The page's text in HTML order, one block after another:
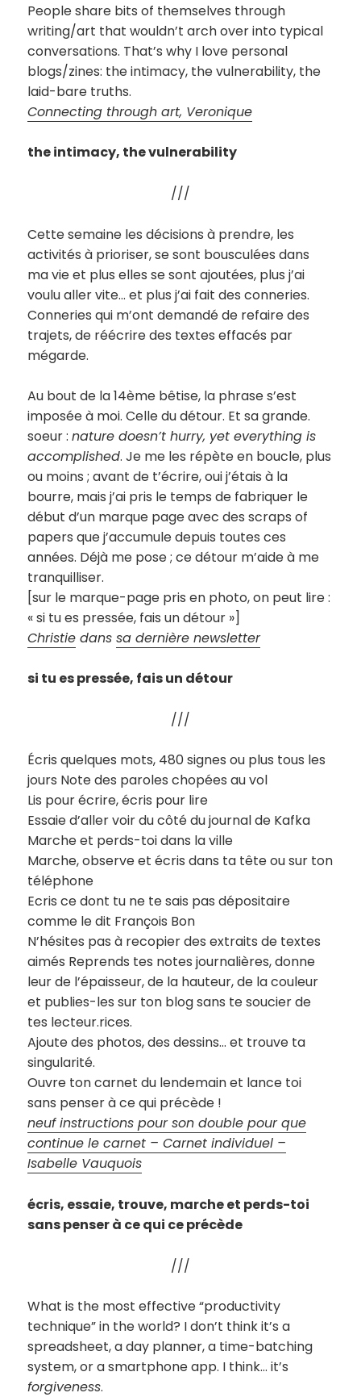
People share bits of themselves through
writing/art that wouldn’t arch over into typical
conversations. That’s why I love personal
blogs/zines: the intimacy, the vulnerability, the
laid-bare truths.
Connecting through art, Veronique
the intimacy, the vulnerability
///
Cette semaine les décisions à prendre, les
activités à prioriser, se sont bousculées dans
ma vie et plus elles se sont ajoutées, plus j’ai
voulu aller vite… et plus j’ai fait des conneries.
Conneries qui m’ont demandé de refaire des
trajets, de réécrire des textes effacés par
mégarde.
Au bout de la 14ème bêtise, la phrase s’est
imposée à moi. Celle du détour. Et sa grande.
soeur :nature doesn’t hurry, yet everything is
accomplished. Je me les répète en boucle, plus
ou moins ; avant de t’écrire, oui j’étais à la
bourre, mais j’ai pris le temps de fabriquer le
début d’un marque page avec des scraps of
papers que j’accumule depuis toutes ces
années. Déjà me pose ; ce détour m’aide à me
tranquilliser.
[sur le marque-page pris en photo, on peut lire :
« si tu es pressée, fais un détour »]
Christie danssa dernière newsletter
si tu es pressée, fais un détour
///
Écris quelques mots, 480 signes ou plus tous les
jours Note des paroles chopées au vol
Lis pour écrire, écris pour lire
Essaie d’aller voir du côté du journal de Kafka
Marche et perds-toi dans la ville
Marche, observe et écris dans ta tête ou sur ton
téléphone
Ecris ce dont tu ne te sais pas dépositaire
comme le dit François Bon
N’hésites pas à recopier des extraits de textes
aimés Reprends tes notes journalières, donne
leur de l’épaisseur, de la hauteur, de la couleur
et publies-les sur ton blog sans te soucier de
tes lecteur.rices.
Ajoute des photos, des dessins… et trouve ta
singularité.
Ouvre ton carnet du lendemain et lance toi
sans penser à ce qui précède !
neuf instructions pour son double pour que
continue le carnet – Carnet individuel –
Isabelle Vauquois
écris, essaie, trouve, marche et perds-toi
sans penser à ce qui ce précède
///
What is the most effective “productivity
technique” in the world? I don’t think it’s a
spreadsheet, a day planner, a time-batching
system, or a smartphone app. I think… it’s
forgiveness.